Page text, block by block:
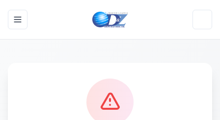
Toggle navigation menu